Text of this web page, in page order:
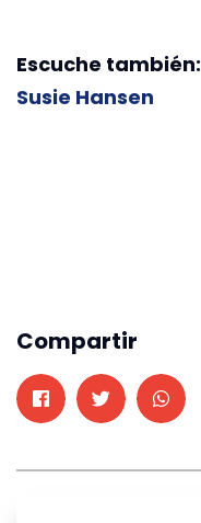
Escuche también:
Susie Hansen
Compartir